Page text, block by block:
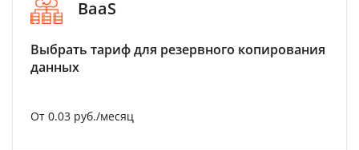
BaaS
Выбрать тариф для резервного копирования
данных
От 0.03 руб./месяц